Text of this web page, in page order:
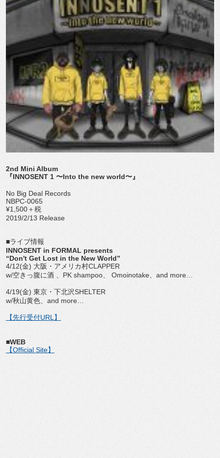
2nd Mini Album
『INNOSENT 1 〜Into the new world〜』
No Big Deal Records
NBPC-0065
¥1,500＋税
2019/2/13 Release
■ライブ情報
INNOSENT in FORMAL presents
“Don't Get Lost in the New World”
4/12(金) 大阪・アメリカ村CLAPPER
w/空きっ腹に酒 、PK shampoo、 Omoinotake、and more…
4/19(金) 東京・下北沢SHELTER
w/秋山黄色、and more…
【先行受付URL】
■WEB
【Official Site】